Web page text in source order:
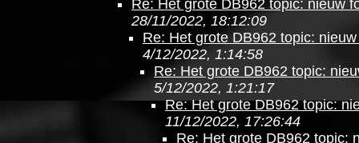
Re: Het grote DB962 topic: nieuw
28/11/2022, 18:12:09
Re: Het grote DB962 topic:
4/12/2022, 1:14:58
Re: Het grote DB962 topic:
5/12/2022, 1:21:17
Re: Het grote DB962 topic:
11/12/2022, 17:26:44
Re: Het grote DB962 topic: